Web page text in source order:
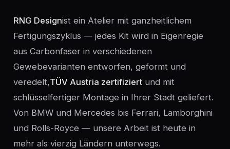
RNG Designist ein Atelier mit ganzheitlichem
Fertigungszyklus — jedes Kit wird in Eigenregie
aus Carbonfaser in verschiedenen
Gewebevarianten entworfen, geformt und
veredelt,TÜV Austria zertifiziert und mit
schlüsselfertiger Montage in Ihrer Stadt geliefert.
Von BMW und Mercedes bis Ferrari, Lamborghini
und Rolls-Royce — unsere Arbeit ist heute in
mehr als vierzig Ländern unterwegs.